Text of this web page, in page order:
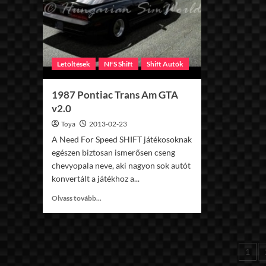
Letöltések NFS Shift Shift Autók
1987 Pontiac Trans Am GTA
v2.0
Toya 2013-02-23
A Need For Speed SHIFT játékosoknak
egészen biztosan ismerősen cseng
chevyopala neve, aki nagyon sok autót
konvertált a játékhoz a...
Olvass tovább...
1